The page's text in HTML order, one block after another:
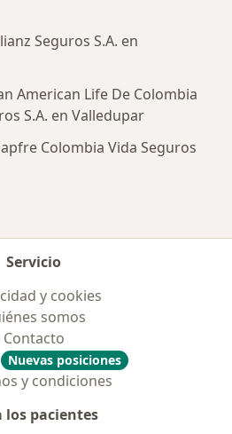
Seguros S.A. en
American Life De Colombia
S.A. en Valledupar
Colombia Vida Seguros
Servicio
y cookies
somos
Contacto
Nuevas posiciones
y condiciones
los pacientes